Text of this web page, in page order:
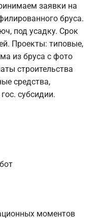
заявки на
бруса.
под усадку. Срок
Проекты: типовые,
из бруса с фото
строительства
средства,
субсидии.
моментов